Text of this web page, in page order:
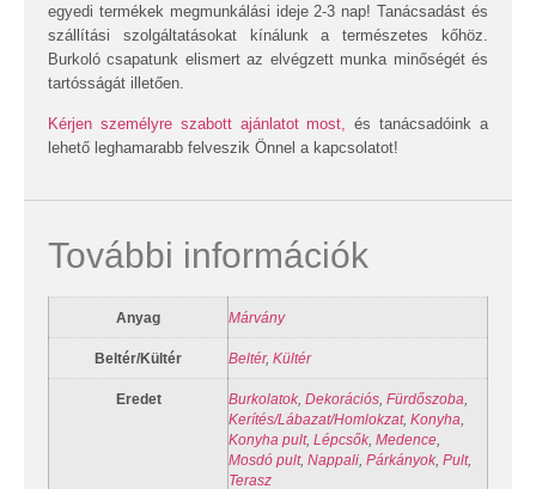
egyedi termékek megmunkálási ideje 2-3 nap! Tanácsadást és
szállítási szolgáltatásokat kínálunk a természetes kőhöz.
Burkoló csapatunk elismert az elvégzett munka minőségét és
tartósságát illetően.
Kérjen személyre szabott ajánlatot most, és tanácsadóink a
lehető leghamarabb felveszik Önnel a kapcsolatot!
További információk
Anyag Márvány
Beltér/Kültér Beltér, Kültér
Eredet Burkolatok Dekorációs Fürdőszoba
Kerítés/Lábazat/Homlokzat, Konyha
Konyha pult, Lépcsők Medence
Mosdó pult, Nappali Párkányok Pult,
Terasz